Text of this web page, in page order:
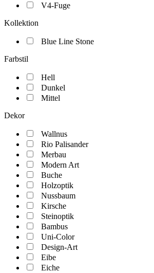
V4-Fuge
Kollektion
Blue Line Stone
Farbstil
Hell
Dunkel
Mittel
Dekor
Wallnus
Rio Palisander
Merbau
Modern Art
Buche
Holzoptik
Nussbaum
Kirsche
Steinoptik
Bambus
Uni-Color
Design-Art
Eibe
Eiche